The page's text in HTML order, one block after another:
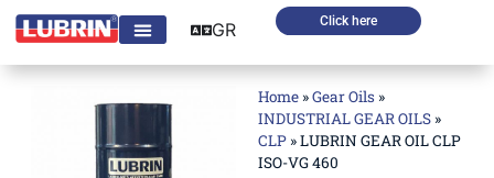
Click here
GR
Home »Gear Oils »
INDUSTRIAL GEAR OILS »
CLP »LUBRIN GEAR OIL CLP
ISO-VG 460